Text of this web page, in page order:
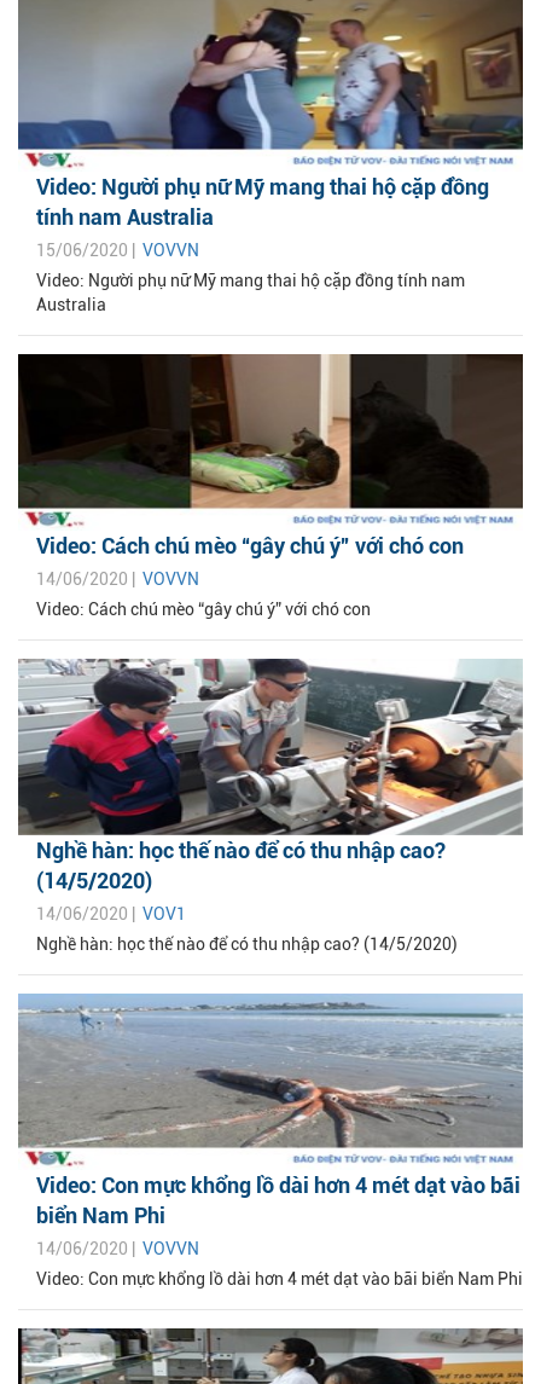
Video: Người phụ nữ Mỹ mang thai hộ cặp đồng
tính nam Australia
15/06/2020 | VOVVN
Video: Người phụ nữ Mỹ mang thai hộ cặp đồng tính nam
Australia
Video: Cách chú mèo “gây chú ý” với chó con
14/06/2020 | VOVVN
Video: Cách chú mèo “gây chú ý” với chó con
Nghề hàn: học thế nào để có thu nhập cao?
(14/5/2020)
14/06/2020 | VOV1
Nghề hàn: học thế nào để có thu nhập cao? (14/5/2020)
Video: Con mực khổng lồ dài hơn 4 mét dạt vào bãi
biển Nam Phi
14/06/2020 | VOVVN
Video: Con mực khổng lồ dài hơn 4 mét dạt vào bãi biển Nam Phi